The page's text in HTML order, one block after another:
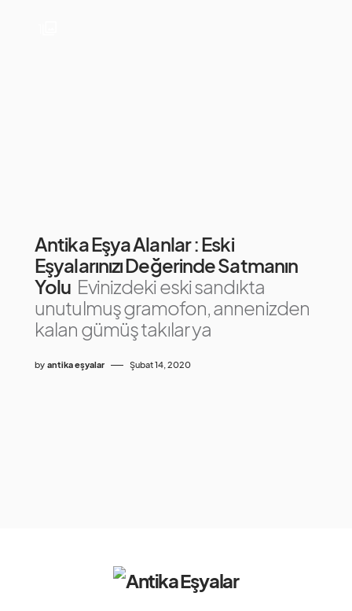
Antika Eşya Alanlar : Eski
Eşyalarınızı Değerinde Satmanın
Yolu Evinizdeki eski sandıkta
unutulmuş gramofon, annenizden
kalan gümüş takılar ya
by antika eşyalar Şubat 14, 2020